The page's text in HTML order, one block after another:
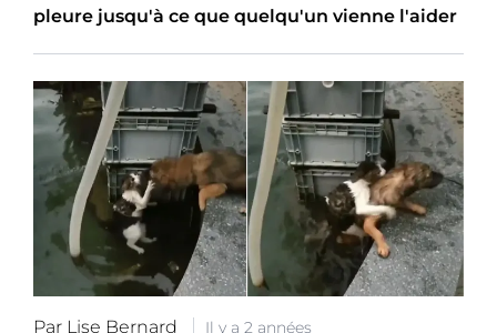
pleure jusqu'à ce que quelqu'un vienne l'aider
Par Lise Bernard Il y a 2 années